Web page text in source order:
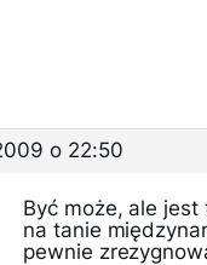
o 22:50
Być może, ale
na tanie
pewnie